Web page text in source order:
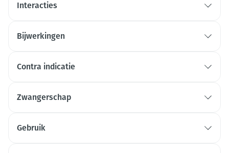
mometasonfuroaat
Interacties
Bijwerkingen
Contra indicatie
Zwangerschap
Gebruik